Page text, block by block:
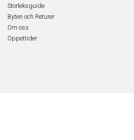
Storleksguide
Byten och Returer
Om oss
Öppettider